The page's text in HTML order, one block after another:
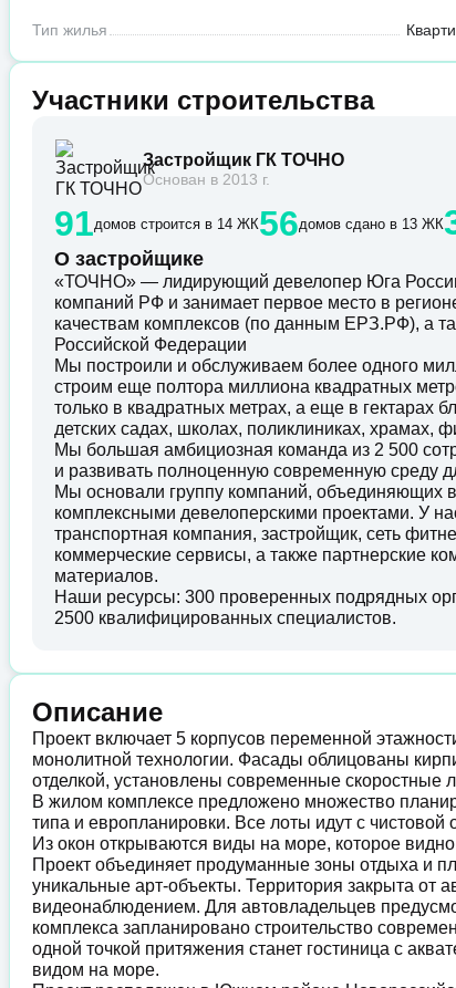
Тип жилья
Участники строительства
Застройщик ГК ТОЧНО
Основан в 2013 г.
91домов строится в 14 ЖК56домов сдано в 13 ЖК
О застройщике
«ТОЧНО» — лидирующий девелопер Юга
компаний РФ и занимает первое место в
качествам комплексов (по данным ЕРЗ.РФ), а
Российской Федерации
Мы построили и обслуживаем более одного
строим еще полтора миллиона квадратных
только в квадратных метрах, а еще в гектарах
детских садах, школах, поликлиниках, храмах,
Мы большая амбициозная команда из 2 500
и развивать полноценную современную среду
Мы основали группу компаний, объединяющих
комплексными девелоперскими проектами. У
транспортная компания, застройщик, сеть
коммерческие сервисы, а также партнерские
материалов.
Наши ресурсы: 300 проверенных подрядных
2500 квалифицированных специалистов.
Описание
Проект включает 5 корпусов переменной
монолитной технологии. Фасады облицованы
отделкой, установлены современные скоростные
В жилом комплексе предложено множество
типа и европланировки. Все лоты идут с
Из окон открываются виды на море, которое
Проект объединяет продуманные зоны отдыха и
уникальные арт-объекты. Территория закрыта от
видеонаблюдением. Для автовладельцев
комплекса запланировано строительство
одной точкой притяжения станет гостиница с
видом на море.